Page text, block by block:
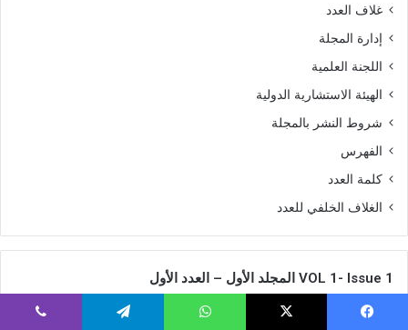
غلاف العدد
إدارة المجلة
اللجنة العلمية
الهيئة الاستشارية الدولية
شروط النشر بالمجلة
الفهرس
كلمة العدد
الغلاف الخلفي للعدد
VOL 1- Issue 1 المجلد الأول – العدد الأول